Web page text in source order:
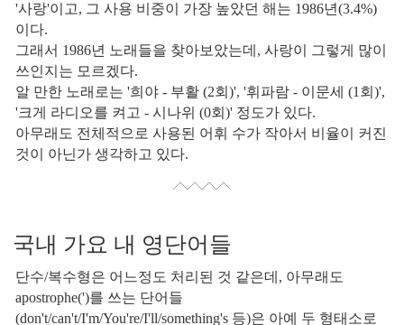
'사랑'이고, 그 사용 비중이 가장 높았던 해는 1986년(3.4%)
이다.
그래서 1986년 노래들을 찾아보았는데, 사랑이 그렇게 많이
쓰인지는 모르겠다.
알 만한 노래로는 '희야 - 부활 (2회)', '휘파람 - 이문세 (1회)',
'크게 라디오를 켜고 - 시나위 (0회)' 정도가 있다.
아무래도 전체적으로 사용된 어휘 수가 작아서 비율이 커진
것이 아닌가 생각하고 있다.
국내 가요 내 영단어들
단수/복수형은 어느정도 처리된 것 같은데, 아무래도
apostrophe(')를 쓰는 단어들
(don't/can't/I'm/You're/I'll/something's 등)은 아예 두 형태소로